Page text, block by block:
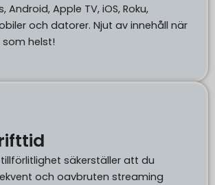
Android, Apple TV, iOS, Roku,
och datorer. Njut av innehåll när
helst!
säkerställer att du
och oavbruten streaming